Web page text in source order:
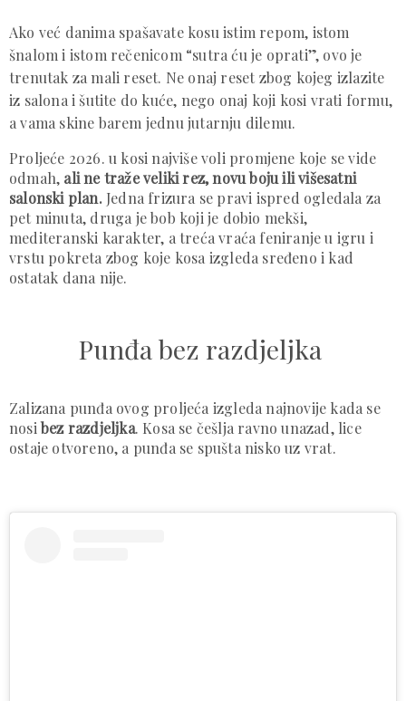
Ako već danima spašavate kosu istim repom, istom
šnalom i istom rečenicom “sutra ću je oprati”, ovo je
trenutak za mali reset. Ne onaj reset zbog kojeg izlazite
iz salona i šutite do kuće, nego onaj koji kosi vrati formu,
a vama skine barem jednu jutarnju dilemu.
Proljeće 2026. u kosi najviše voli promjene koje se vide
odmah, ali ne traže veliki rez, novu boju ili višesatni
salonski plan.Jedna frizura se pravi ispred ogledala za
pet minuta, druga je bob koji je dobio mekši,
mediteranski karakter, a treća vraća feniranje u igru i
vrstu pokreta zbog koje kosa izgleda sređeno i kad
ostatak dana nije.
Punđa bez razdjeljka
Zalizana punđa ovog proljeća izgleda najnovije kada se
nosibez razdjeljka. Kosa se češlja ravno unazad, lice
ostaje otvoreno, a punđa se spušta nisko uz vrat.